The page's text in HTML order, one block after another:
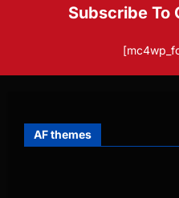
Subscribe To
AF themes